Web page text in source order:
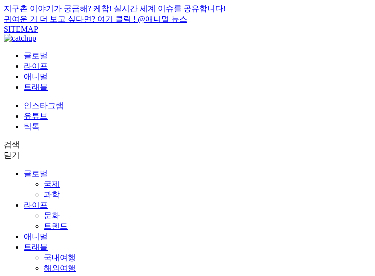
지구촌 이야기가 궁금해? 케찹! 실시간 세계 이슈를 공유합니다!
귀여운 거 더 보고 싶다면? 여기 클릭 ! @애니멀 뉴스
SITEMAP
글로벌
라이프
애니멀
트래블
인스타그램
유튜브
틱톡
검색
닫기
글로벌
국제
과학
라이프
문화
트렌드
애니멀
트래블
국내여행
해외여행